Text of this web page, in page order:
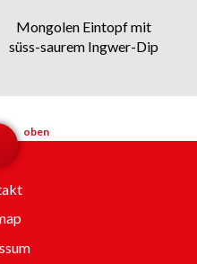
Mongolen Eintopf mit
süss-saurem Ingwer-Dip
oben